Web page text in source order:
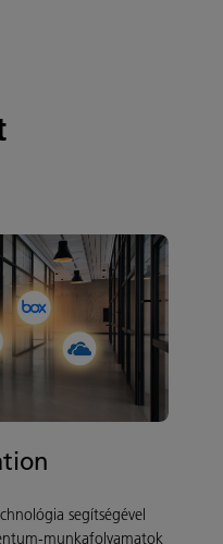
segítségével
munkafolyamatok